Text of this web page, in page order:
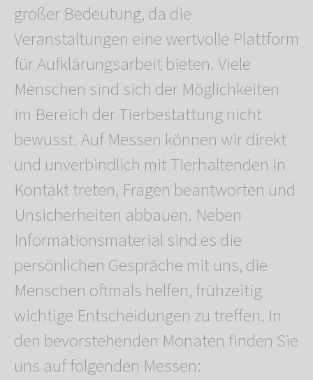
großer Bedeutung, da die
Veranstaltungen eine wertvolle Plattform
für Aufklärungsarbeit bieten. Viele
Menschen sind sich der Möglichkeiten
im Bereich der Tierbestattung nicht
bewusst. Auf Messen können wir direkt
und unverbindlich mit Tierhaltenden in
Kontakt treten, Fragen beantworten und
Unsicherheiten abbauen. Neben
Informationsmaterial sind es die
persönlichen Gespräche mit uns, die
Menschen oftmals helfen, frühzeitig
wichtige Entscheidungen zu treffen. In
den bevorstehenden Monaten finden Sie
uns auf folgenden Messen: